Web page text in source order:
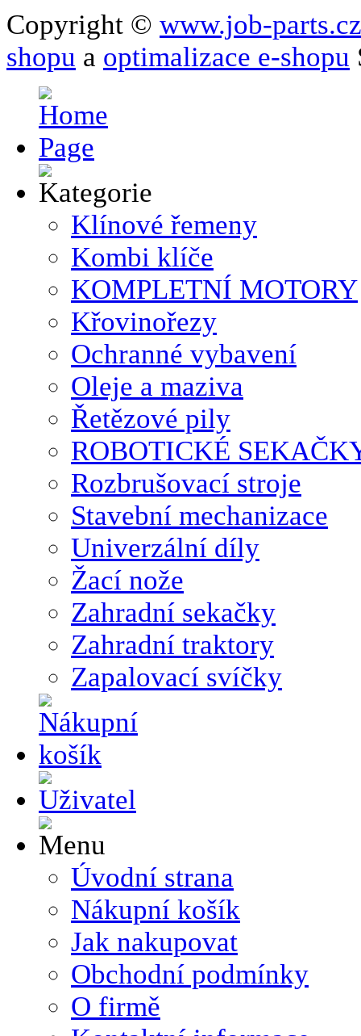
Copyright © www.job-parts.cz
shopu a optimalizace e-shopu
Klínové řemeny
Kombi klíče
KOMPLETNÍ MOTORY
Křovinořezy
Ochranné vybavení
Oleje a maziva
Řetězové pily
ROBOTICKÉ
Rozbrušovací stroje
Stavební mechanizace
Univerzální díly
Žací nože
Zahradní sekačky
Zahradní traktory
Zapalovací svíčky
Úvodní strana
Nákupní košík
Jak nakupovat
Obchodní podmínky
O firmě